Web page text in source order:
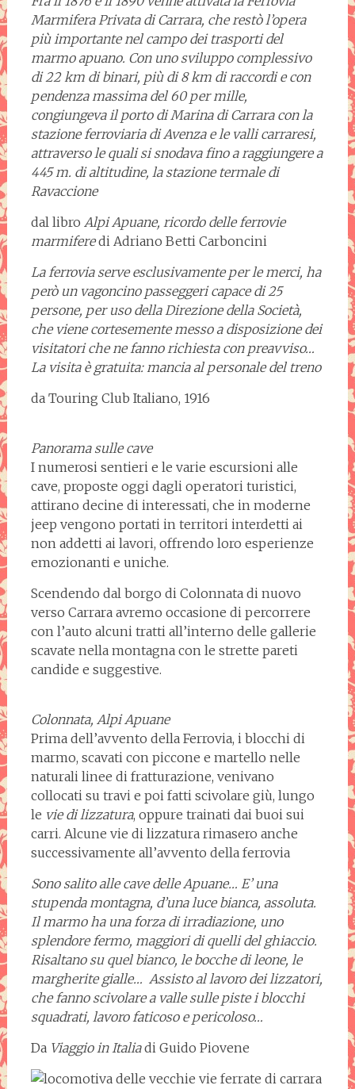
Marmifera Privata di Carrara, che restò l’opera
più importante nel campo dei trasporti del
marmo apuano. Con uno sviluppo complessivo
di 22 km di binari, più di 8 km di raccordi e con
pendenza massima del 60 per mille,
congiungeva il porto di Marina di Carrara con la
stazione ferroviaria di Avenza e le valli carraresi,
attraverso le quali si snodava fino a raggiungere a
445 m. di altitudine, la stazione termale di
Ravaccione
dal libro Alpi Apuane, ricordo delle ferrovie
marmiferedi Adriano Betti Carboncini
La ferrovia serve esclusivamente per le merci, ha
però un vagoncino passeggeri capace di 25
persone, per uso della Direzione della Società,
che viene cortesemente messo a disposizione dei
visitatori che ne fanno richiesta con preavviso…
La visita è gratuita: mancia al personale del treno
da Touring Club Italiano, 1916
Panorama sulle cave
I numerosi sentieri e le varie escursioni alle
cave, proposte oggi dagli operatori turistici,
attirano decine di interessati, che in moderne
jeep vengono portati in territori interdetti ai
non addetti ai lavori, offrendo loro esperienze
emozionanti e uniche.
Scendendo dal borgo di Colonnata di nuovo
verso Carrara avremo occasione di percorrere
con l’auto alcuni tratti all’interno delle gallerie
scavate nella montagna con le strette pareti
candide e suggestive.
Colonnata, Alpi Apuane
Prima dell’avvento della Ferrovia, i blocchi di
marmo, scavati con piccone e martello nelle
naturali linee di fratturazione, venivano
collocati su travi e poi fatti scivolare giù, lungo
le vie di lizzatura, oppure trainati dai buoi sui
carri. Alcune vie di lizzatura rimasero anche
successivamente all’avvento della ferrovia
Sono salito alle cave delle Apuane… E’ una
stupenda montagna, d’una luce bianca, assoluta.
Il marmo ha una forza di irradiazione, uno
splendore fermo, maggiori di quelli del ghiaccio.
Risaltano su quel bianco, le bocche di leone, le
margherite gialle… Assisto al lavoro dei lizzatori,
che fanno scivolare a valle sulle piste i blocchi
squadrati, lavoro faticoso e pericoloso…
Da Viaggio in Italiadi Guido Piovene